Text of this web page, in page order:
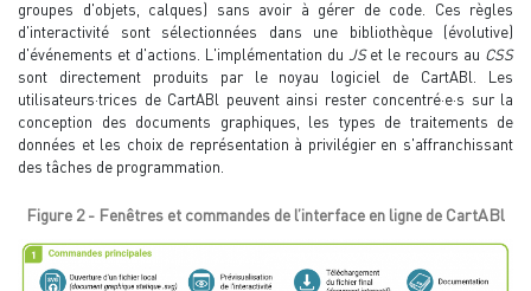
groupes d'objets, calques) sans avoir à gérer de code. Ces règles
d'interactivité sont sélectionnées dans une bibliothèque (évolutive)
d'événements et d'actions. L'implémentation du JSet le recours au CSS
sont directement produits par le noyau logiciel de CartABl. Les
utilisateurs·trices de CartABl peuvent ainsi rester concentré·e·s sur la
conception des documents graphiques, les types de traitements de
données et les choix de représentation à privilégier en s'affranchissant
des tâches de programmation.
Figure 2 - Fenêtres et commandes de l’interface en ligne de CartABl